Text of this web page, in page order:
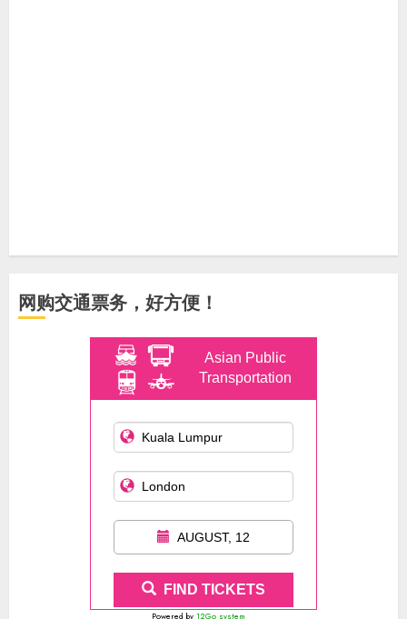
网购交通票务，好方便！
Asian Public
Transportation
AUGUST, 12
FIND TICKETS
Powered by 12Go system